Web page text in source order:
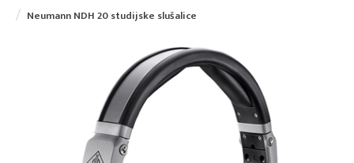
Neumann NDH 20 studijske slušalice